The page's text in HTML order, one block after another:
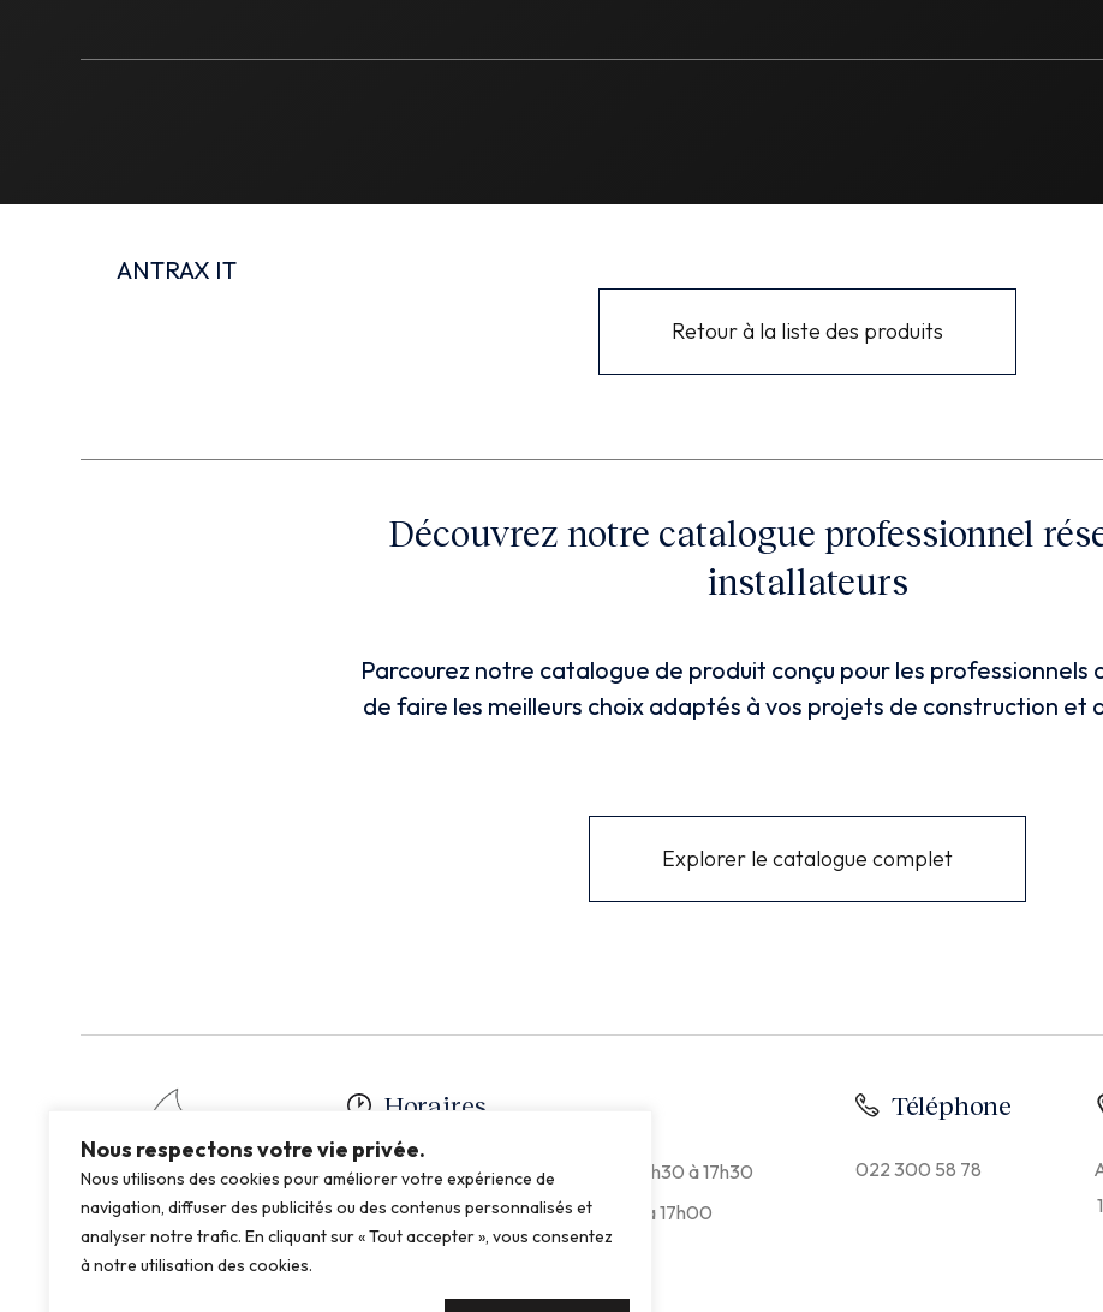
Nous respectons votre vie privée.
Nous utilisons des cookies pour améliorer votre expérience de
navigation, diffuser des publicités ou des contenus personnalisés et
analyser notre trafic. En cliquant sur « Tout accepter », vous consentez
à notre utilisation des cookies.
ANTRAX IT
Retour à la liste des produits
Découvrez notre catalogue professionnel
installateurs
Parcourez notre catalogue de produit conçu pour les professionnels
de faire les meilleurs choix adaptés à vos projets de construction et
Explorer le catalogue complet
Horaires
Lundi au Jeudi de 8h00 à 12h et de 13h30 à 17h30
Vendredi de 8h00 à 12h et de 13h30 à 17h00
Téléphone
022 300 58 78